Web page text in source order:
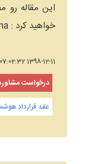
این مقاله رو
خواهید کرد : https://dadpardaz.com/blog/sana
1398-12-11 07:02:32
درخواست
عقد قرارداد